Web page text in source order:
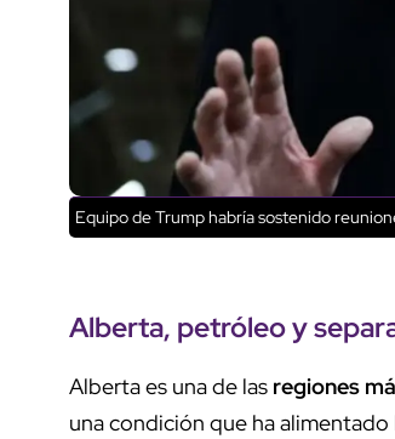
Equipo de Trump habría sostenido
Alberta, petróleo y
Alberta es una de las regiones
una condición que ha